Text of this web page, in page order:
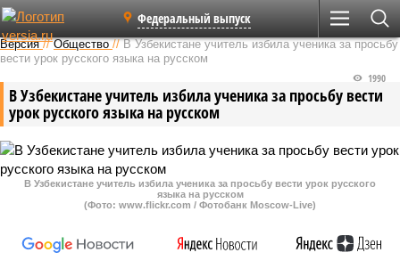
Федеральный выпуск
Версия //Общество //В Узбекистане учитель избила ученика за просьбу
вести урок русского языка на русском
В Узбекистане учитель избила ученика за просьбу вести
урок русского языка на русском
1990
В Узбекистане учитель избила ученика за просьбу вести урок русского
языка на русском
(Фото: www.flickr.com / Фотобанк Moscow-Live)